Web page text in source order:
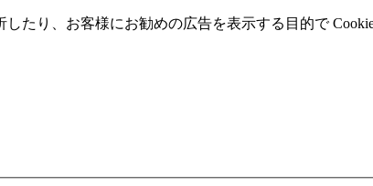
たり、お客様にお勧めの広告を表⽰する⽬的で